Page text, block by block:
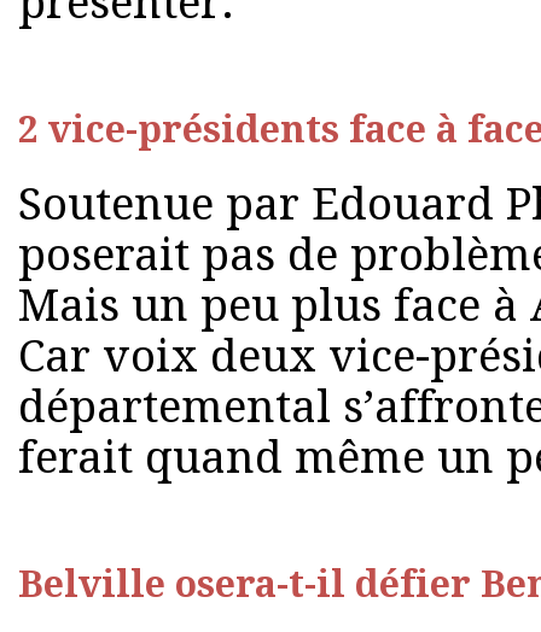
2 vice-présidents face à
Soutenue par Edouard
poserait pas de
Mais un peu plus face à
Car voix deux vice-
départemental
ferait quand même un
Belville osera-t-il défier